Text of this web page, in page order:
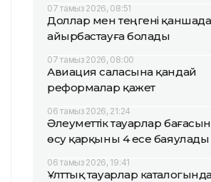
07 тамыз 2026, 08:51
Доллар мен теңгені
айырбастауға болады
07 тамыз 2026, 08:00
Авиация саласына қандай
реформалар қажет
06 тамыз 2026, 21:24
Әлеуметтік тауарлар
өсу қарқыны 4 есе баяулады
06 тамыз 2026, 19:41
Ұлттық тауарлар